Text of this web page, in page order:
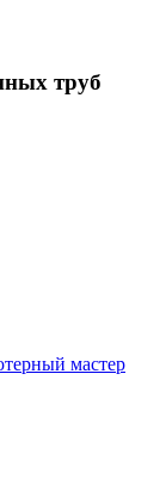
труб
мастер